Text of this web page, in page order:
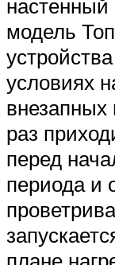
настенный
модель
условиях
раз
перед
периода и